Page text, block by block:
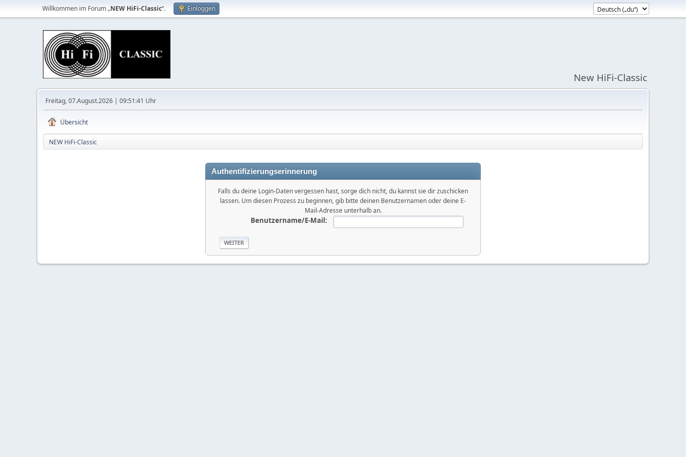
Willkommen im Forum „NEW HiFi-Classic“. Einloggen
New HiFi-Classic
Freitag, 07.August.2026 | 09:51:41 Uhr
Übersicht
NEW HiFi-Classic
Authentifizierungserinnerung
Falls du deine Login-Daten vergessen hast, sorge dich nicht, du kannst sie dir zuschicken
lassen. Um diesen Prozess zu beginnen, gib bitte deinen Benutzernamen oder deine E-
Mail-Adresse unterhalb an.
Benutzername/E-Mail: